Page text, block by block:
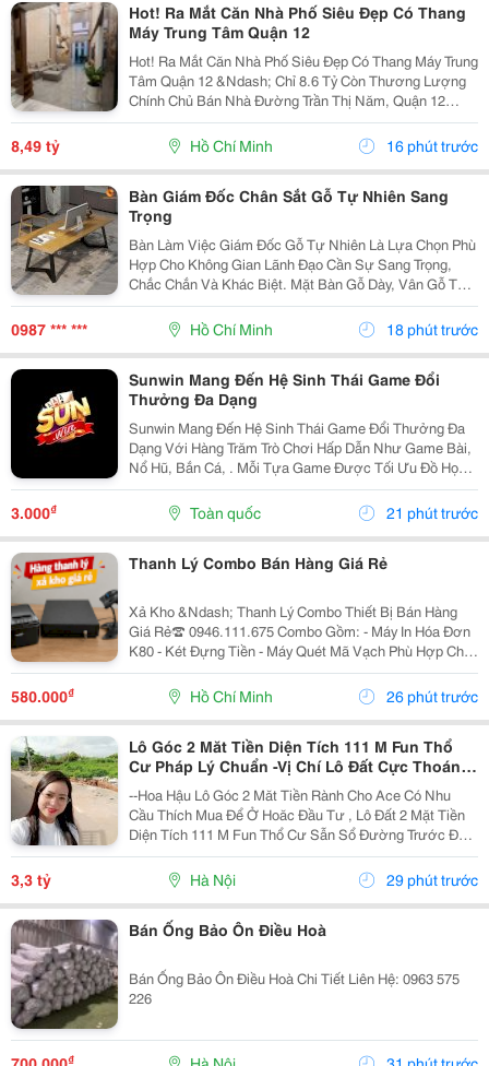
Hot! Ra Mắt Căn Nhà Phố Siêu Đẹp Có Thang
Máy Trung Tâm Quận 12
Hot! Ra Mắt Căn Nhà Phố Siêu Đẹp Có Thang Máy Trung
Tâm Quận 12 &Ndash; Chỉ 8.6 Tỷ Còn Thương Lượng
Chính Chủ Bán Nhà Đường Trần Thị Năm, Quận 12
&Ndash; Vị Trí Đẹp, Khu Dân Cư Hiện Hữu, Tiện Ích Đầy
Đủ. Diện Tích: 4M &Times; 20M Nhà...
8,49 tỷ Hồ Chí Minh 16 phút trước
Bàn Giám Đốc Chân Sắt Gỗ Tự Nhiên Sang
Trọng
Bàn Làm Việc Giám Đốc Gỗ Tự Nhiên Là Lựa Chọn Phù
Hợp Cho Không Gian Lãnh Đạo Cần Sự Sang Trọng,
Chắc Chắn Và Khác Biệt. Mặt Bàn Gỗ Dày, Vân Gỗ Tự
Nhiên Đẹp Mắt Kết Hợp Cùng Hệ Chân Sắt Hiện Đại,
Tạo Nên Tổng Thể Vừa Bền Bỉ Vừa Tinh Tế. Mẫu Bàn
0987 *** *** Hồ Chí Minh 18 phút trước
Sunwin Mang Đến Hệ Sinh Thái Game Đổi
Thưởng Đa Dạng
Sunwin Mang Đến Hệ Sinh Thái Game Đổi Thưởng Đa
Dạng Với Hàng Trăm Trò Chơi Hấp Dẫn Như Game Bài,
Nổ Hũ, Bắn Cá, . Mỗi Tựa Game Được Tối Ưu Đồ Họa
Sắc Nét, Thao Tác Mượt Mà, Tỷ Lệ Trả Thưởng Cạnh
Tranh Cùng Hệ Thống Bảo Mật Hiện Đại.
3.000₫ Toàn quốc 21 phút trước
Thanh Lý Combo Bán Hàng Giá Rẻ
Xả Kho &Ndash; Thanh Lý Combo Thiết Bị Bán Hàng
Giá Rẻ☎️ 0946.111.675 Combo Gồm: - Máy In Hóa Đơn
K80 - Két Đựng Tiền - Máy Quét Mã Vạch Phù Hợp Cho
Tạp Hóa, Shop, Siêu Thị Mini, Quán Ăn, Cafe... ☎️ Liên
Hệ: 0946.111.675 Kazuko Việt Nam...
580.000₫ Hồ Chí Minh 26 phút trước
Lô Góc 2 Măt Tiền Diện Tích 111 M Fun Thổ
Cư Pháp Lý Chuẩn -Vị Chí Lô Đất Cực Thoáng
Mát ,Đất Nằm Mặt Đường Chục
--Hoa Hậu Lô Góc 2 Măt Tiền Rành Cho Ace Có Nhu
Cầu Thích Mua Để Ở Hoăc Đầu Tư , Lô Đất 2 Mặt Tiền
Diện Tích 111 M Fun Thổ Cư Sẫn Sổ Đường Trước Đất
Chuẩn Bị Đang Giải Nhựa Rộng 5,,5 M 2 Ô Tô Tránh
Nhau Vị Trí Đất Sát Trường Học Cấp 1 Thôn Thanh...
3,3 tỷ Hà Nội 29 phút trước
Bán Ống Bảo Ôn Điều Hoà
Bán Ống Bảo Ôn Điều Hoà Chi Tiết Liên Hệ: 0963 575
226
₫